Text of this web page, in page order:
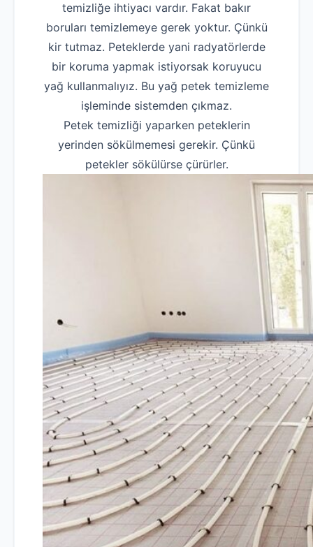
temizliğe ihtiyacı vardır. Fakat bakır
boruları temizlemeye gerek yoktur. Çünkü
kir tutmaz. Peteklerde yani radyatörlerde
bir koruma yapmak istiyorsak koruyucu
yağ kullanmalıyız. Bu yağ petek temizleme
işleminde sistemden çıkmaz.
Petek temizliği yaparken peteklerin
yerinden sökülmemesi gerekir. Çünkü
petekler sökülürse çürürler.